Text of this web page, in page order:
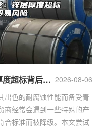
2026-08-06
镀铝锌协议品揭秘：锌层厚度超标背后的贸易风险
出色的耐腐蚀性能而备受青
商经常会遇到一些特殊的产
合标准而被降级。本文尝试